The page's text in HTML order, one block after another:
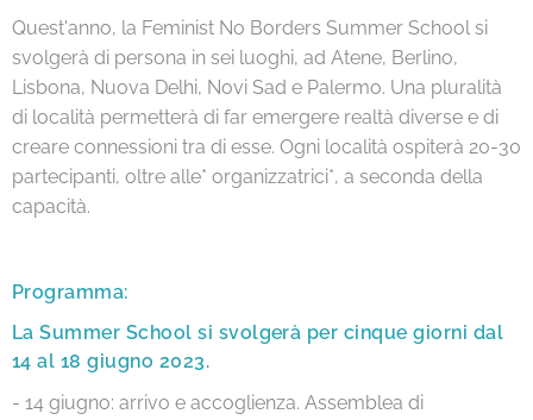
Quest'anno, la Feminist No Borders Summer School si
svolgerà di persona in sei luoghi, ad Atene, Berlino,
Lisbona, Nuova Delhi, Novi Sad e Palermo. Una pluralità
di località permetterà di far emergere realtà diverse e di
creare connessioni tra di esse. Ogni località ospiterà 20-30
partecipanti, oltre alle* organizzatrici*, a seconda della
capacità.
Programma:
La Summer School si svolgerà per cinque giorni dal
14 al 18 giugno 2023.
- 14 giugno: arrivo e accoglienza. Assemblea di